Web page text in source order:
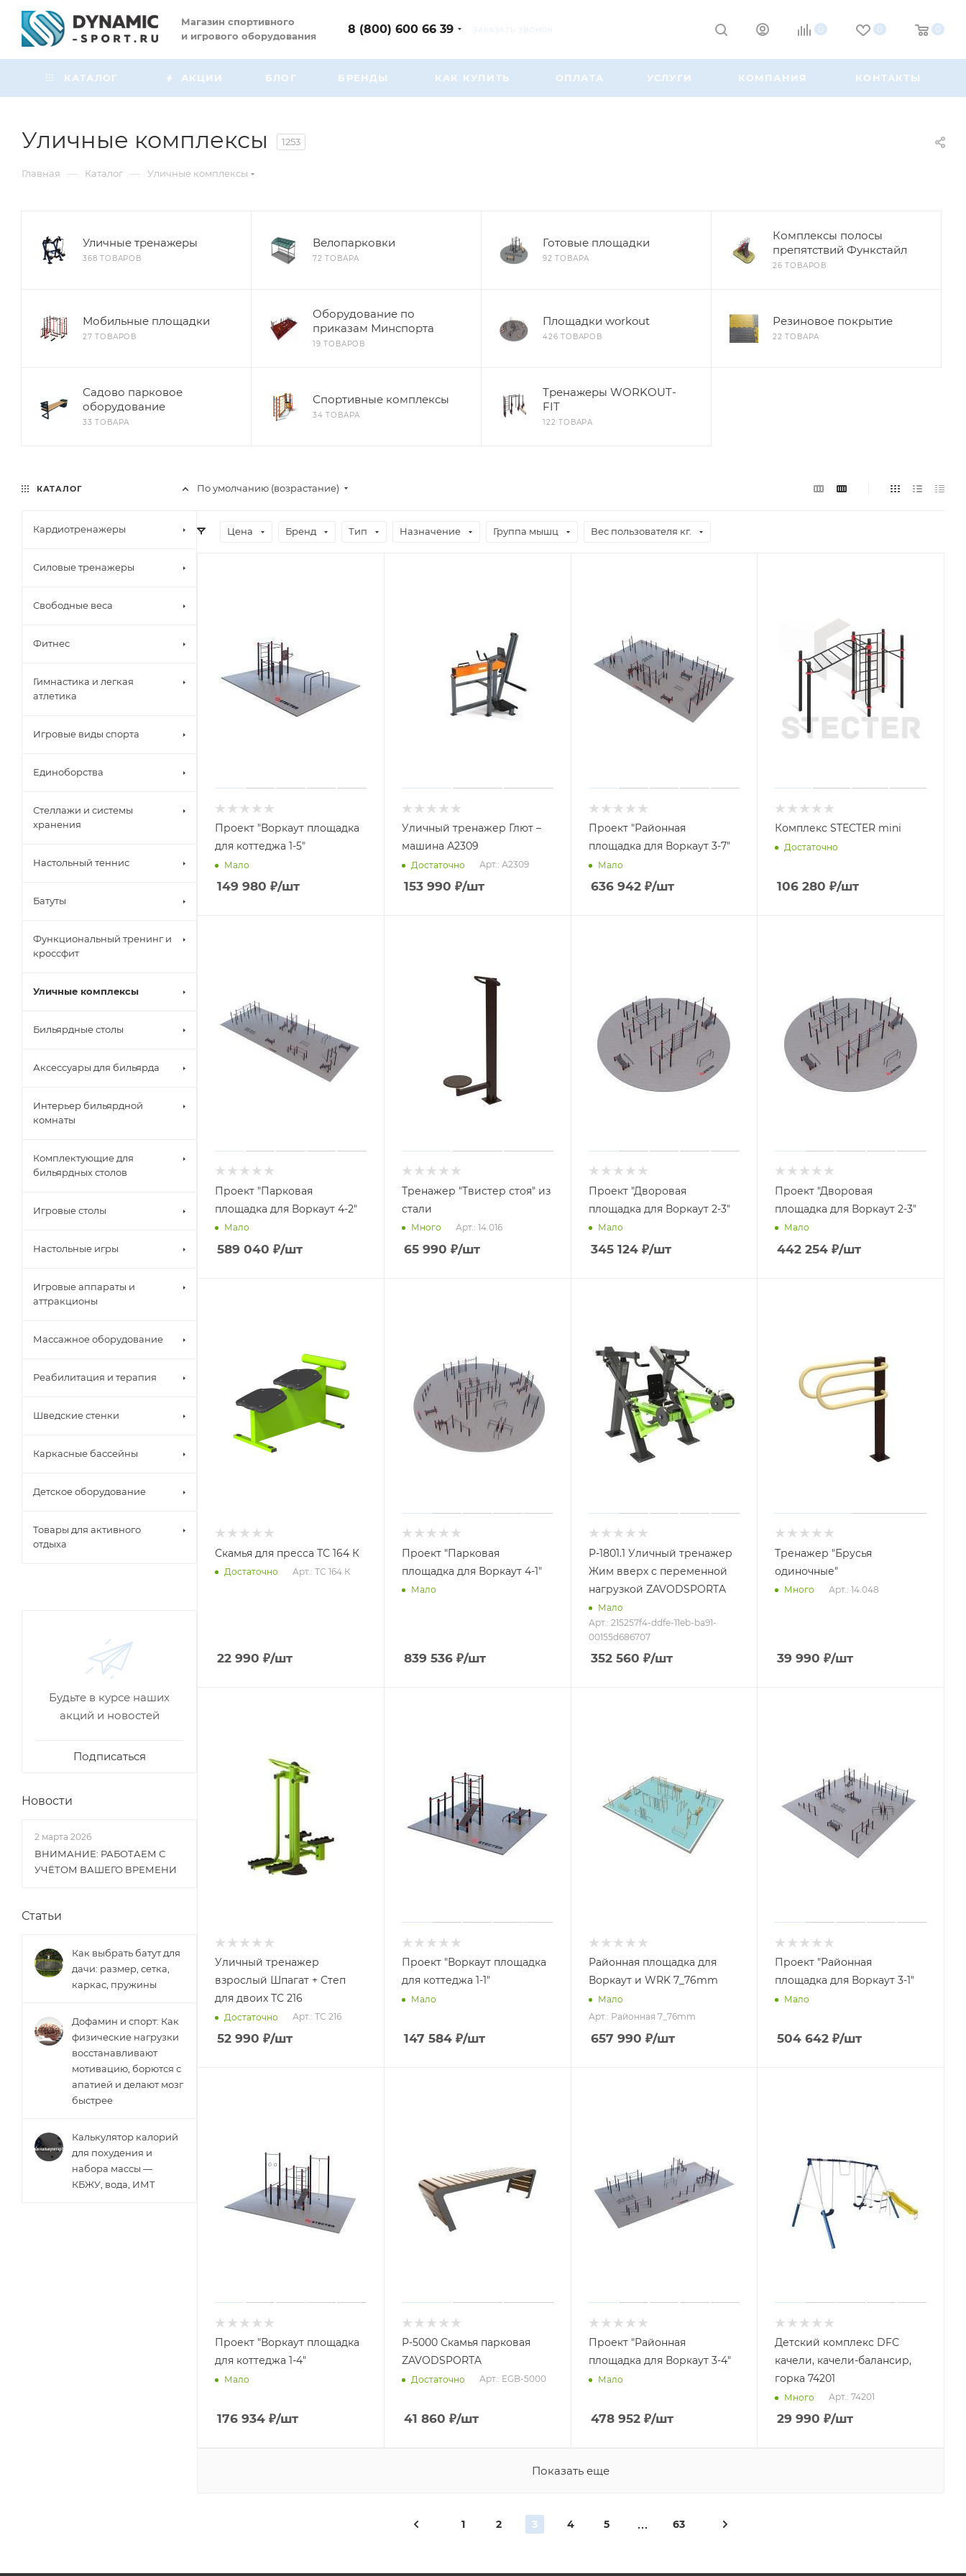
Магазин спортивного
и игрового оборудования
8 (800) 600 66 39 ЗАКАЗАТЬ ЗВОНОК 0 0 0
КАТАЛОГ АКЦИИ БЛОГ БРЕНДЫ КАК КУПИТЬ ОПЛАТА УСЛУГИ КОМПАНИЯ КОНТАКТЫ
Уличные комплексы 1253
Главная — Каталог — Уличные комплексы
Уличные тренажеры
368 ТОВАРОВ
Велопарковки
72 ТОВАРА
Готовые площадки
92 ТОВАРА
Комплексы полосы
препятствий Функстайл
26 ТОВАРОВ
Мобильные площадки
27 ТОВАРОВ
Оборудование по
приказам Минспорта
19 ТОВАРОВ
Площадки workout
426 ТОВАРОВ
Резиновое покрытие
22 ТОВАРА
Садово парковое
оборудование
33 ТОВАРА
Спортивные комплексы
34 ТОВАРА
Тренажеры WORKOUT-
FIT
122 ТОВАРА
По умолчанию (возрастание)
Цена Бренд Тип Назначение Группа мышц Вес пользователя кг.
Проект "Воркаут площадка
для коттеджа 1-5"
Мало
149 980 ₽/шт
Уличный тренажер Глют –
машина А2309
Достаточно Арт.: А2309
153 990 ₽/шт
Проект "Районная
площадка для Воркаут 3-7"
Мало
636 942₽/шт
Комплекс STECTER mini
Достаточно
106 280 ₽/шт
Проект "Парковая
площадка для Воркаут 4-2"
Мало
589 040 ₽/шт
Тренажер "Твистер стоя" из
стали
Много Арт.: 14.016
65 990 ₽/шт
Проект "Дворовая
площадка для Воркаут 2-3"
Мало
345 124₽/шт
Проект "Дворовая
площадка для Воркаут 2-3"
Мало
442 254 ₽/шт
Скамья для пресса ТС 164 К
Достаточно Арт.: ТС 164 К
22 990 ₽/шт
Проект "Парковая
площадка для Воркаут 4-1"
Мало
839 536₽/шт
P-1801.1 Уличный тренажер
Жим вверх с переменной
нагрузкой ZAVODSPORTA
Мало
Арт.: 215257f4-ddfe-11eb-ba91-
00155d686707
352 560 ₽/шт
Тренажер "Брусья
одиночные"
Много Арт.: 14.048
39 990 ₽/шт
Уличный тренажер
взрослый Шпагат + Степ
для двоих ТС 216
Достаточно Арт.: ТС 216
52 990 ₽/шт
Проект "Воркаут площадка
для коттеджа 1-1"
Мало
147 584₽/шт
Районная площадка для
Воркаут и WRK 7_76mm
Мало
Арт.: Районная 7_76mm
657 990 ₽/шт
Проект "Районная
площадка для Воркаут 3-1"
Мало
504 642 ₽/шт
Проект "Воркаут площадка
для коттеджа 1-4"
Мало
176 934 ₽/шт
P-5000 Скамья парковая
ZAVODSPORTA
Достаточно Арт.: EGB-5000
41 860 ₽/шт
Проект "Районная
площадка для Воркаут 3-4"
Мало
478 952₽/шт
Детский комплекс DFC
качели, качели-балансир,
горка 74201
Много Арт.: 74201
29 990 ₽/шт
Показать еще
1 2 3 4 5 63
КАТАЛОГ
Кардиотренажеры
Силовые тренажеры
Свободные веса
Фитнес
Гимнастика и легкая
атлетика
Игровые виды спорта
Единоборства
Стеллажи и системы
хранения
Настольный теннис
Батуты
Функциональный тренинг и
кроссфит
Уличные комплексы
Бильярдные столы
Аксессуары для бильярда
Интерьер бильярдной
комнаты
Комплектующие для
бильярдных столов
Игровые столы
Настольные игры
Игровые аппараты и
аттракционы
Массажное оборудование
Реабилитация и терапия
Шведские стенки
Каркасные бассейны
Детское оборудование
Товары для активного
отдыха
Будьте в курсе наших
акций и новостей
Подписаться
Новости
2 марта 2026
ВНИМАНИЕ: РАБОТАЕМ С
УЧЁТОМ ВАШЕГО ВРЕМЕНИ
Статьи
Как выбрать батут для
дачи: размер, сетка,
каркас, пружины
Дофамин и спорт: Как
физические нагрузки
восстанавливают
мотивацию, борются с
апатией и делают мозг
быстрее
Калькулятор калорий
для похудения и
набора массы —
КБЖУ, вода, ИМТ